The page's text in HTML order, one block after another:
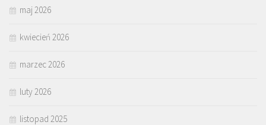
maj 2026
kwiecień 2026
marzec 2026
luty 2026
listopad 2025